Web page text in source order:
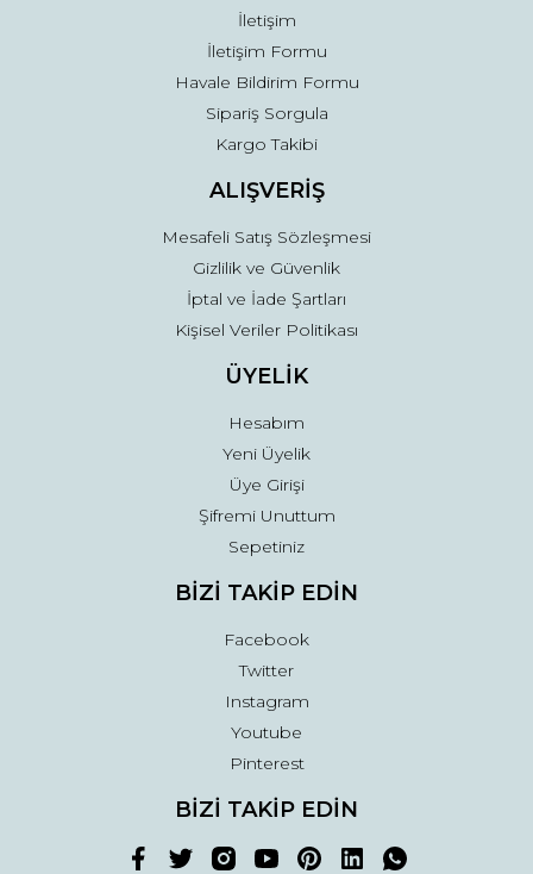
Gönder
İletişim
İletişim Formu
Havale Bildirim Formu
Sipariş Sorgula
Kargo Takibi
ALIŞVERİŞ
Mesafeli Satış Sözleşmesi
Gizlilik ve Güvenlik
İptal ve İade Şartları
Kişisel Veriler Politikası
ÜYELİK
Hesabım
Yeni Üyelik
Üye Girişi
Şifremi Unuttum
Sepetiniz
BİZİ TAKİP EDİN
Facebook
Twitter
Instagram
Youtube
Pinterest
BİZİ TAKİP EDİN